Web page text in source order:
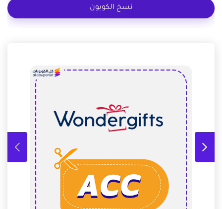
نسخ الكوبون